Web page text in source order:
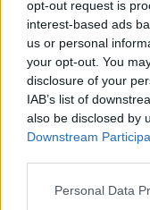
opt-out request is
interest-based ads
us or personal
your opt-out. You
disclosure of your
IAB’s list of
also be disclosed by
Downstream
Personal Data
Δείτε